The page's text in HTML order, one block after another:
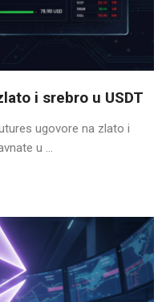
i srebro u USDT
ugovore na zlato i
u ...